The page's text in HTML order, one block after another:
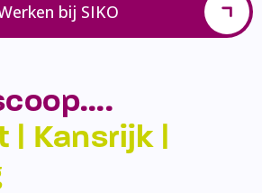
bij SIKO
| Kansrijk |